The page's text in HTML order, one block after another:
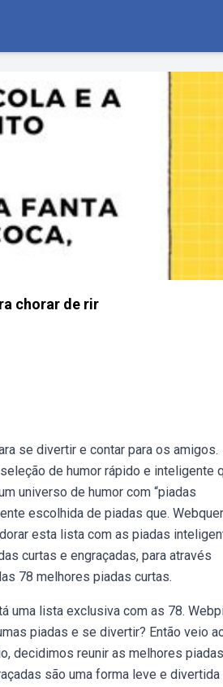
chorar de rir
se divertir e contar para os amigos.
de humor rápido e inteligente
universo de humor com “piadas
escolhida de piadas que. Webquer
esta lista com as piadas
curtas e engraçadas, para através
78 melhores piadas curtas.
uma lista exclusiva com as 78.
piadas e se divertir? Então veio
decidimos reunir as melhores piadas
são uma forma leve e divertida